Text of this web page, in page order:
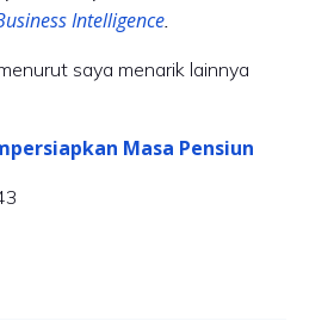
Intelligence.
saya menarik lainnya
Masa Pensiun